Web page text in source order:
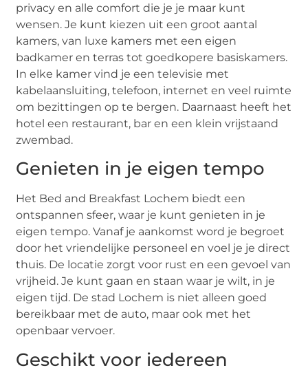
privacy en alle comfort die je je maar kunt
wensen. Je kunt kiezen uit een groot aantal
kamers, van luxe kamers met een eigen
badkamer en terras tot goedkopere basiskamers.
In elke kamer vind je een televisie met
kabelaansluiting, telefoon, internet en veel ruimte
om bezittingen op te bergen. Daarnaast heeft het
hotel een restaurant, bar en een klein vrijstaand
zwembad.
Genieten in je eigen tempo
Het Bed and Breakfast Lochem biedt een
ontspannen sfeer, waar je kunt genieten in je
eigen tempo. Vanaf je aankomst word je begroet
door het vriendelijke personeel en voel je je direct
thuis. De locatie zorgt voor rust en een gevoel van
vrijheid. Je kunt gaan en staan waar je wilt, in je
eigen tijd. De stad Lochem is niet alleen goed
bereikbaar met de auto, maar ook met het
openbaar vervoer.
Geschikt voor iedereen